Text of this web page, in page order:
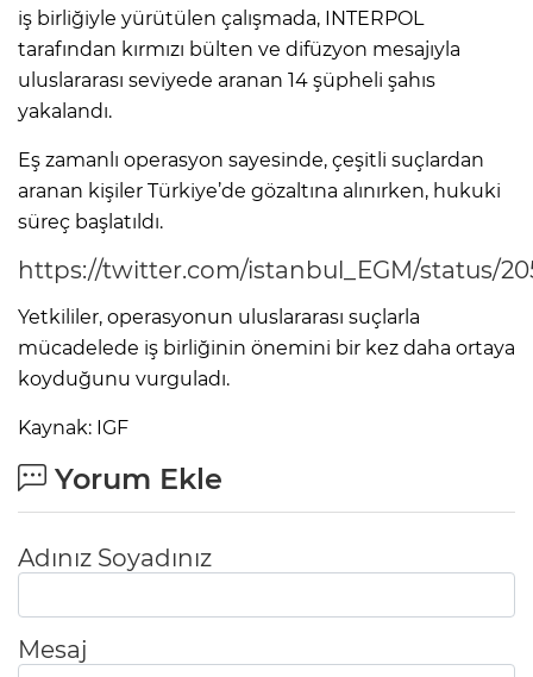
iş birliğiyle yürütülen çalışmada, INTERPOL
tarafından kırmızı bülten ve difüzyon mesajıyla
uluslararası seviyede aranan 14 şüpheli şahıs
yakalandı.
Eş zamanlı operasyon sayesinde, çeşitli suçlardan
aranan kişiler Türkiye’de gözaltına alınırken, hukuki
süreç başlatıldı.
https://twitter.com/istanbul_EGM/status/
Yetkililer, operasyonun uluslararası suçlarla
mücadelede iş birliğinin önemini bir kez daha ortaya
koyduğunu vurguladı.
Kaynak: IGF
Yorum Ekle
Adınız Soyadınız
Mesaj